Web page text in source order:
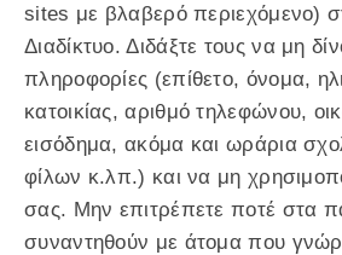
sites με βλαβερό περιεχόμενο)
Διαδίκτυο. Διδάξτε τους να μη
πληροφορίες (επίθετο, όνομα,
κατοικίας, αριθμό τηλεφώνου,
εισόδημα, ακόμα και ωράρια
φίλων κ.λπ.) και να μη
σας. Mην επιτρέπετε ποτέ στα
συναντηθούν με άτομα που